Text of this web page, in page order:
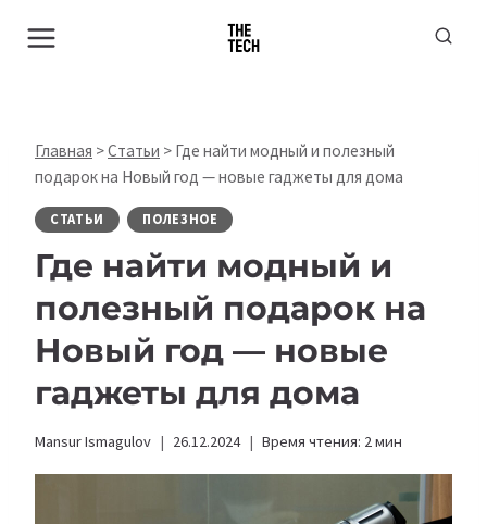
Главная >Статьи > Где найти модный и полезный
подарок на Новый год — новые гаджеты для дома
СТАТЬИ ПОЛЕЗНОЕ
Где найти модный и
полезный подарок на
Новый год — новые
гаджеты для дома
Mansur Ismagulov 26.12.2024 Время чтения: 2мин